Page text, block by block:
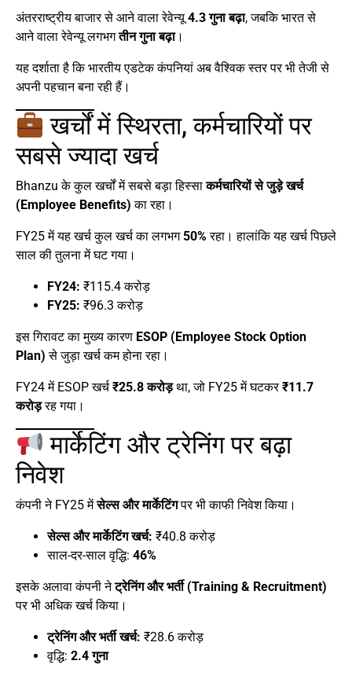
अंतरराष्ट्रीय बाजार से आने वाला रेवेन्यू4.3 गुना बढ़ा, जबकि भारत से
आने वाला रेवेन्यू लगभगतीन गुना बढ़ा।
यह दर्शाता है कि भारतीय एडटेक कंपनियां अब वैश्विक स्तर पर भी तेजी से
अपनी पहचान बना रही हैं।
खर्चों में स्थिरता, कर्मचारियों पर
सबसे ज्यादा खर्च
Bhanzu के कुल खर्चों में सबसे बड़ा हिस्साकर्मचारियों से जुड़े खर्च
(Employee Benefits) का रहा।
FY25 में यह खर्च कुल खर्च का लगभग50%रहा। हालांकि यह खर्च पिछले
साल की तुलना में घट गया।
FY24: ₹115.4 करोड़
FY25: ₹96.3 करोड़
इस गिरावट का मुख्य कारण ESOP (Employee Stock Option
Plan) से जुड़ा खर्च कम होना रहा।
FY24 में ESOP खर्च ₹25.8 करोड़था, जो FY25 में घटकर₹11.7
करोड़रह गया।
मार्केटिंग और ट्रेनिंग पर बढ़ा
निवेश
कंपनी ने FY25 मेंसेल्स और मार्केटिंगपर भी काफी निवेश किया।
सेल्स और मार्केटिंग खर्च: ₹40.8 करोड़
साल-दर-साल वृद्धि: 46%
इसके अलावा कंपनी नेट्रेनिंग और भर्ती (Training & Recruitment)
पर भी अधिक खर्च किया।
ट्रेनिंग और भर्ती खर्च: ₹28.6 करोड़
वृद्धि: 2.4 गुना